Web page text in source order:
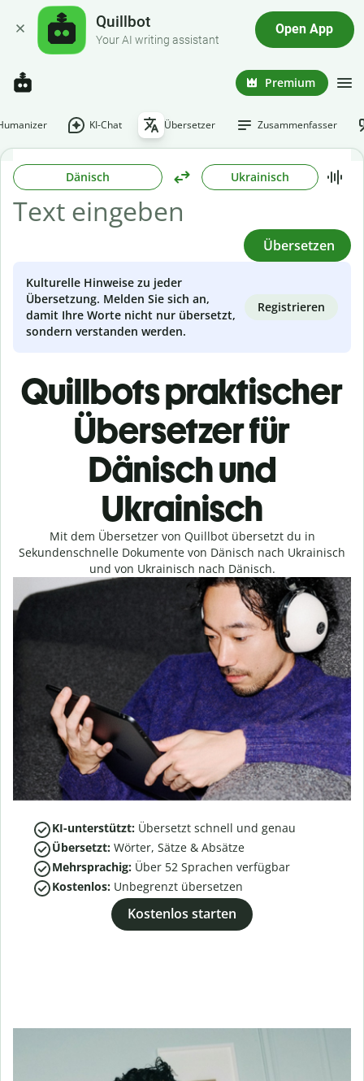
Quillbot
Your AI writing assistant
Open App
Premium
KI-Chat Übersetzer Zusammenfasser
Dänisch Ukrainisch
Übersetzen
Kulturelle Hinweise zu jeder
Übersetzung. Melden Sie sich an,
damit Ihre Worte nicht nur übersetzt,
sondern verstanden werden.
Registrieren
Quillbots praktischer
Übersetzer für
Dänisch und
Ukrainisch
Mit dem Übersetzer von Quillbot übersetzt du in
Sekundenschnelle Dokumente von Dänisch nach Ukrainisch
und von Ukrainisch nach Dänisch.
KI-unterstützt: Übersetzt schnell und genau
Übersetzt: Wörter, Sätze & Absätze
Mehrsprachig: Über 52 Sprachen verfügbar
Kostenlos: Unbegrenzt übersetzen
Kostenlos starten